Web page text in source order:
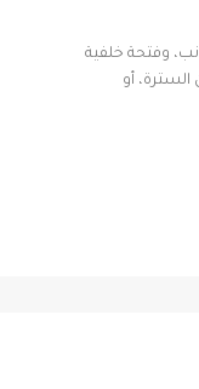
وفتحة خلفية
أو